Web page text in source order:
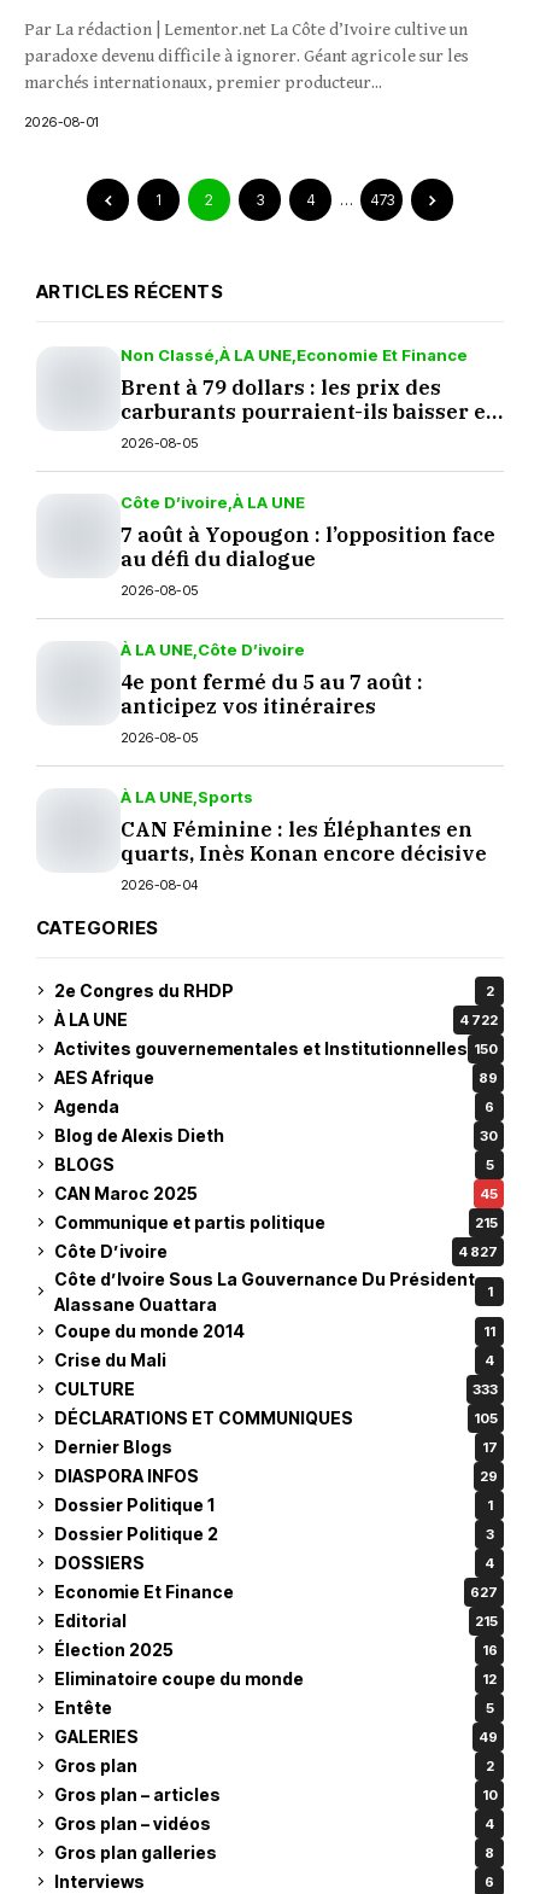
Par La rédaction | Lementor.net La Côte d’Ivoire cultive un
paradoxe devenu difficile à ignorer. Géant agricole sur les
marchés internationaux, premier producteur...
2026-08-01
1 2 3 4 … 473
ARTICLES RÉCENTS
Non Classé À LA UNE Economie Et Finance
Brent à 79 dollars : les prix des
carburants pourraient-ils baisser en
septembre ?
2026-08-05
Côte D’ivoire À LA UNE
7 août à Yopougon : l’opposition face
au défi du dialogue
2026-08-05
À LA UNE Côte D’ivoire
4e pont fermé du 5 au 7 août :
anticipez vos itinéraires
2026-08-05
À LA UNE Sports
CAN Féminine : les Éléphantes en
quarts, Inès Konan encore décisive
2026-08-04
CATEGORIES
2e Congres du RHDP 2
À LA UNE 4 722
Activites gouvernementales et Institutionnelles 150
AES Afrique 89
Agenda 6
Blog de Alexis Dieth 30
BLOGS 5
CAN Maroc 2025 45
Communique et partis politique 215
Côte D’ivoire 4 827
Côte d’Ivoire Sous La Gouvernance Du Président
Alassane Ouattara
1
Coupe du monde 2014 11
Crise du Mali 4
CULTURE 333
DÉCLARATIONS ET COMMUNIQUES 105
Dernier Blogs 17
DIASPORA INFOS 29
Dossier Politique 1 1
Dossier Politique 2 3
DOSSIERS 4
Economie Et Finance 627
Editorial 215
Élection 2025 16
Eliminatoire coupe du monde 12
Entête 5
GALERIES 49
Gros plan 2
Gros plan – articles 10
Gros plan – vidéos 4
Gros plan galleries 8
Interviews 6